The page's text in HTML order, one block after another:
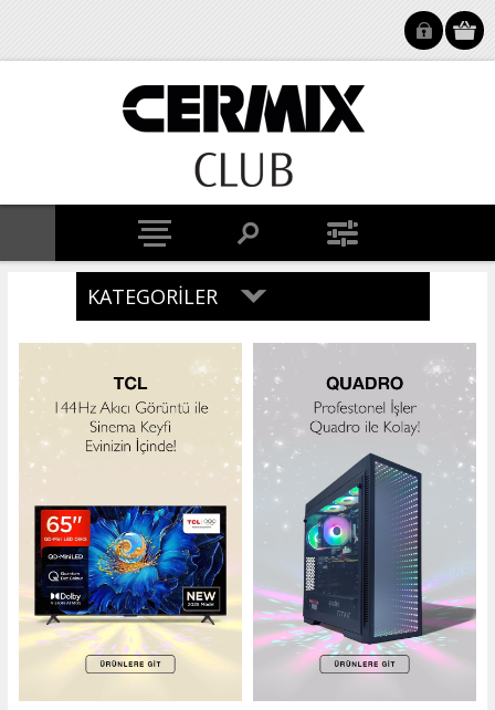
KATEGORILER